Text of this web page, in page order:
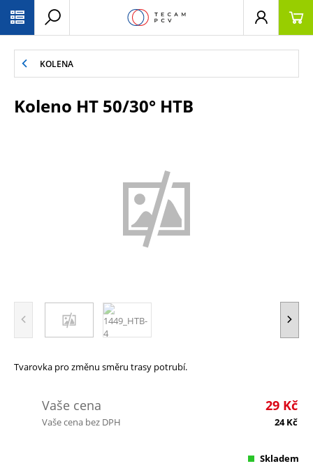
KOLENA
Koleno HT 50/30° HTB
Tvarovka pro změnu směru trasy potrubí.
Vaše cena 29 Kč
Vaše cena bez DPH 24Kč
Skladem